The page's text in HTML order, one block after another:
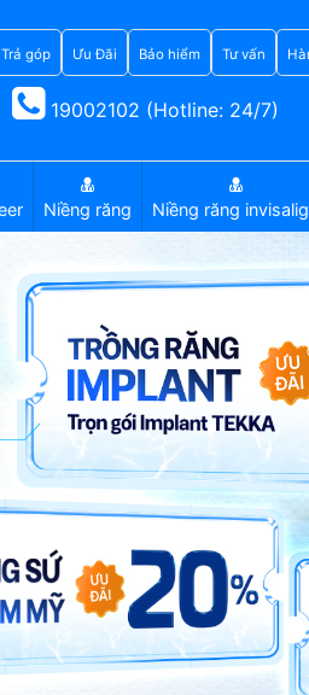
Trả góp Ưu Đãi Bảo hiểm Tư vấn
19002102 (Hotline: 24/7)
Niềng răng Niềng răng